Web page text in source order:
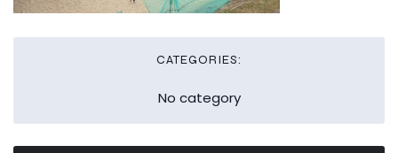
CATEGORIES:
No category